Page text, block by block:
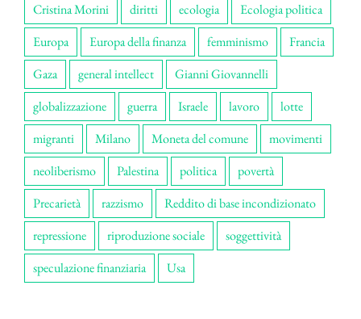
Cristina Morini
diritti ecologia
Ecologia politica
Europa
Europa della finanza femminismo
Francia
Gaza
general intellect
Gianni Giovannelli
globalizzazione
guerra Israele lavoro
lotte
migranti
Milano Moneta del comune
movimenti
neoliberismo
Palestina politica
povertà
Precarietà
razzismo
Reddito di base incondizionato
repressione
riproduzione sociale
soggettività
speculazione finanziaria
Usa